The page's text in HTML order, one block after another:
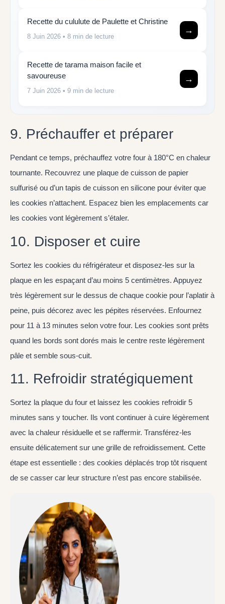
Recette du cululute de Paulette et Christine
8 Juin 2026 • 8 min de lecture
→
Recette de tarama maison facile et
savoureuse
7 Juin 2026 • 9 min de lecture
→
9. Préchauffer et préparer
Pendant ce temps, préchauffez votre four à 180°C en chaleur
tournante. Recouvrez une plaque de cuisson de papier
sulfurisé ou d’un tapis de cuisson en silicone pour éviter que
les cookies n’attachent. Espacez bien les emplacements car
les cookies vont légèrement s’étaler.
10. Disposer et cuire
Sortez les cookies du réfrigérateur et disposez-les sur la
plaque en les espaçant d’au moins 5 centimètres. Appuyez
très légèrement sur le dessus de chaque cookie pour l’aplatir à
peine, puis décorez avec les pépites réservées. Enfournez
pour 11 à 13 minutes selon votre four. Les cookies sont prêts
quand les bords sont dorés mais le centre reste légèrement
pâle et semble sous-cuit.
11. Refroidir stratégiquement
Sortez la plaque du four et laissez les cookies refroidir 5
minutes sans y toucher. Ils vont continuer à cuire légèrement
avec la chaleur résiduelle et se raffermir. Transférez-les
ensuite délicatement sur une grille de refroidissement. Cette
étape est essentielle : des cookies déplacés trop tôt risquent
de se casser car leur structure n’est pas encore stabilisée.